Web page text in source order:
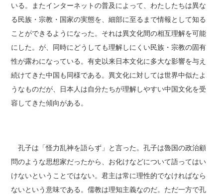
いる。またインターネットの普及によって、わたしたちは異な
る民族・宗教・国家の実態を、細部に至るまで情報として知る
ことができるようになった。それは異文化間の相互理解を可能
にした。が、同時にどうしても理解しにくい民族・宗教の固有
性が露わになっている。有史以来日本文化に多大な影響を与え
続けてきた中国も同様である。異文化に対しては世界中似たよ
うなものだが、日本人は自分たちが理解しやすい中国文化を受
容してきた傾向がある。
孔子は「怪力乱神を語らず」と言った。孔子は魯国の政治顧
問のような思想家だったから、お化けなどについて語ってはい
けないということではない。君主は常に理性的でなければなら
ないという意味である。儒教は理知主義なのだ。ただ一方で孔